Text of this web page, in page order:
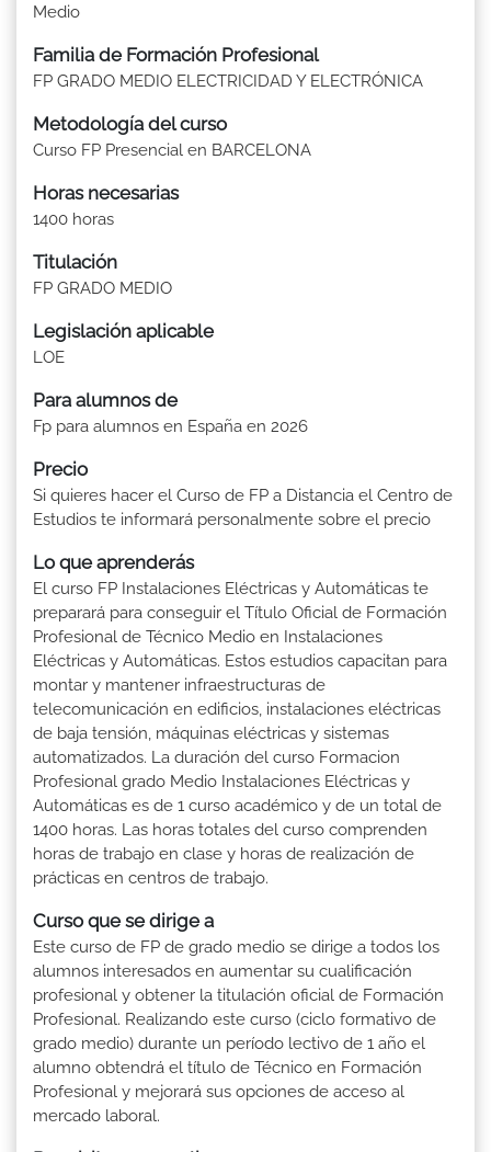
Medio
Familia de Formación Profesional
FP GRADO MEDIO ELECTRICIDAD Y ELECTRÓNICA
Metodología del curso
Curso FP Presencial en BARCELONA
Horas necesarias
1400 horas
Titulación
FP GRADO MEDIO
Legislación aplicable
LOE
Para alumnos de
Fp para alumnos en España en 2026
Precio
Si quieres hacer el Curso de FP a Distancia el Centro de
Estudios te informará personalmente sobre el precio
Lo que aprenderás
El curso FP Instalaciones Eléctricas y Automáticas te
preparará para conseguir el Título Oficial de Formación
Profesional de Técnico Medio en Instalaciones
Eléctricas y Automáticas. Estos estudios capacitan para
montar y mantener infraestructuras de
telecomunicación en edificios, instalaciones eléctricas
de baja tensión, máquinas eléctricas y sistemas
automatizados. La duración del curso Formacion
Profesional grado Medio Instalaciones Eléctricas y
Automáticas es de 1 curso académico y de un total de
1400 horas. Las horas totales del curso comprenden
horas de trabajo en clase y horas de realización de
prácticas en centros de trabajo.
Curso que se dirige a
Este curso de FP de grado medio se dirige a todos los
alumnos interesados en aumentar su cualificación
profesional y obtener la titulación oficial de Formación
Profesional. Realizando este curso (ciclo formativo de
grado medio) durante un período lectivo de 1 año el
alumno obtendrá el título de Técnico en Formación
Profesional y mejorará sus opciones de acceso al
mercado laboral.